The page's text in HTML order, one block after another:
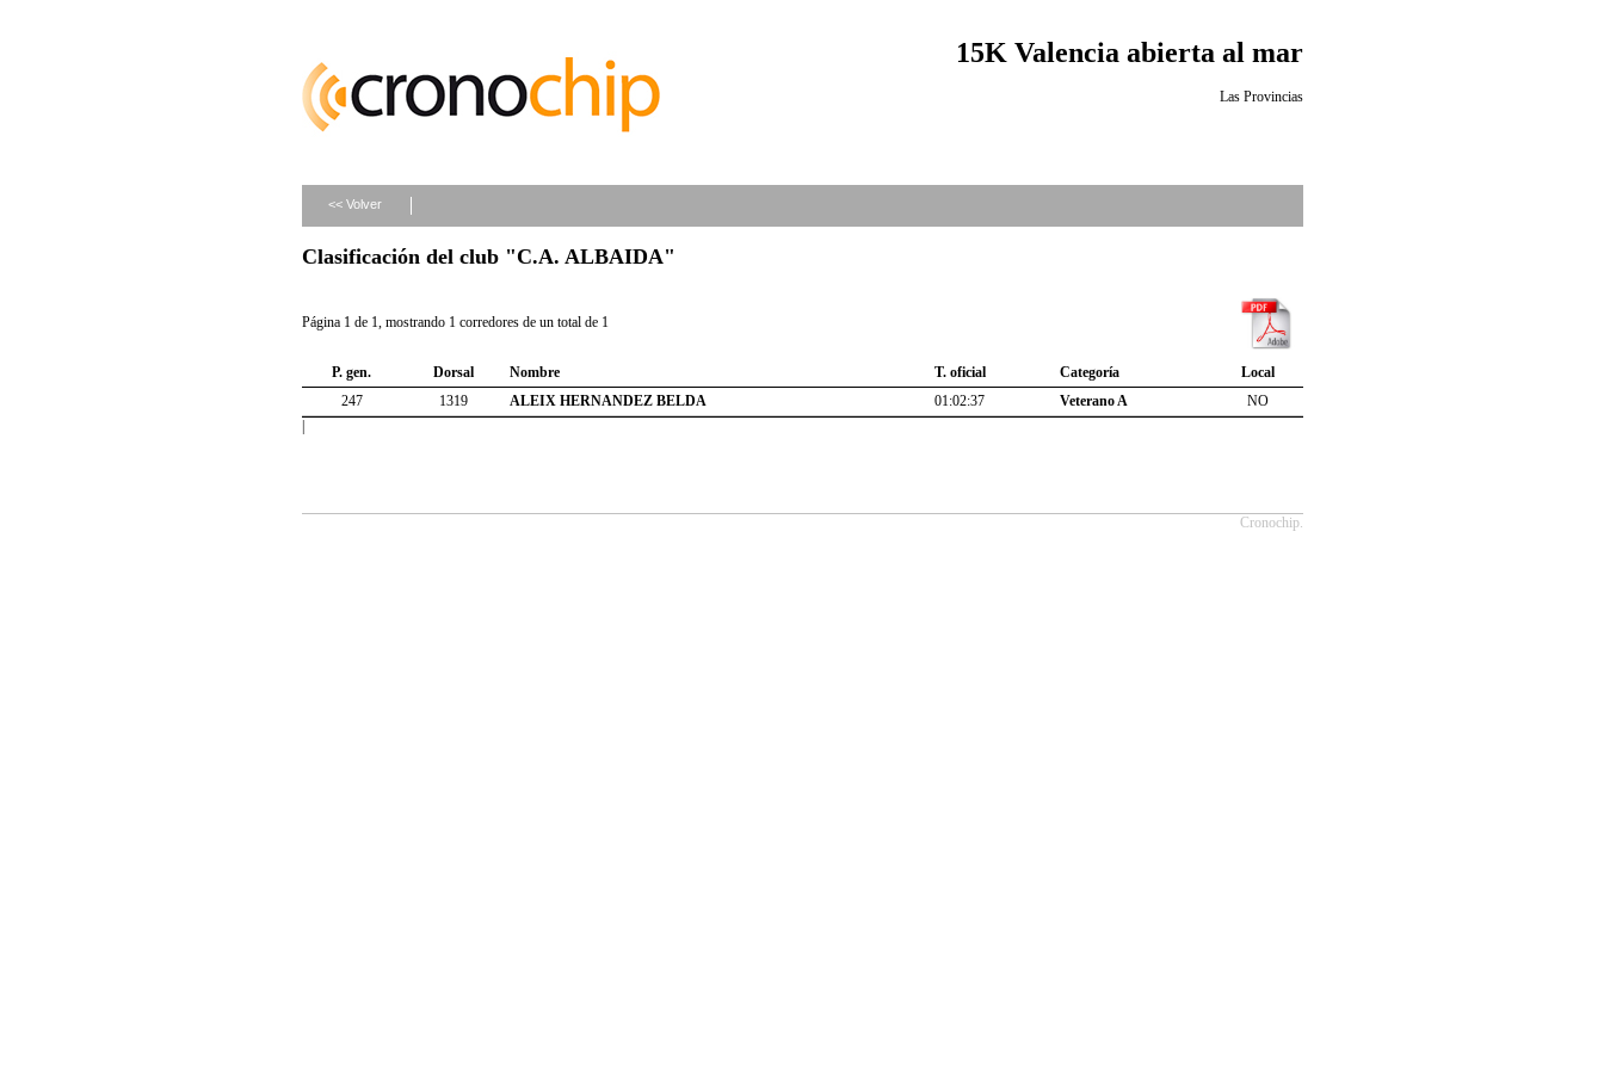
15K Valencia abierta al mar
Las Provincias
<< Volver
Clasificación del club "C.A. ALBAIDA"
Página 1 de 1, mostrando 1 corredores de un total de 1
P. gen. Dorsal Nombre T. oficial Categoría
Local
247
1319 ALEIX HERNANDEZ BELDA 01:02:37 Veterano A
NO
|
Cronochip.